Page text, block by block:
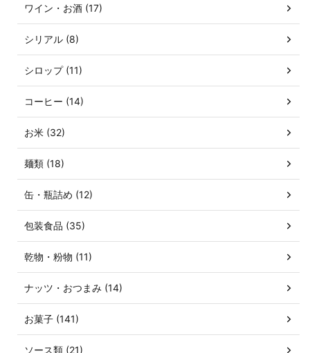
ワイン・お酒 (17)
シリアル (8)
シロップ (11)
コーヒー (14)
お米 (32)
麺類 (18)
缶・瓶詰め (12)
包装食品 (35)
乾物・粉物 (11)
ナッツ・おつまみ (14)
お菓子 (141)
ソース類 (21)